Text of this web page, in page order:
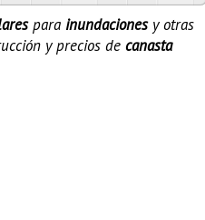
para inundacionesy otras
y precios de canasta